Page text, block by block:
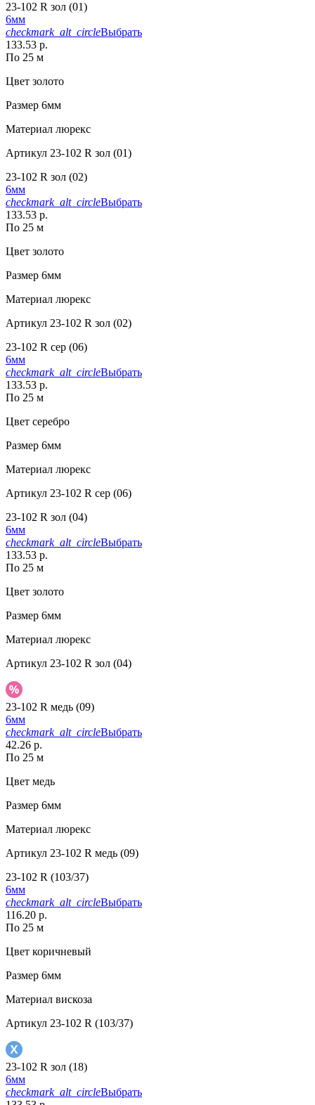
23-102 R зол (01)
6мм
checkmark_alt_circleВыбрать
133.53 р.
По 25 м
Цвет золото
Размер 6мм
Материал люрекс
Артикул 23-102 R зол (01)
23-102 R зол (02)
6мм
checkmark_alt_circleВыбрать
133.53 р.
По 25 м
Цвет золото
Размер 6мм
Материал люрекс
Артикул 23-102 R зол (02)
23-102 R сер (06)
6мм
checkmark_alt_circleВыбрать
133.53 р.
По 25 м
Цвет серебро
Размер 6мм
Материал люрекс
Артикул 23-102 R сер (06)
23-102 R зол (04)
6мм
checkmark_alt_circleВыбрать
133.53 р.
По 25 м
Цвет золото
Размер 6мм
Материал люрекс
Артикул 23-102 R зол (04)
23-102 R медь (09)
6мм
checkmark_alt_circleВыбрать
42.26 р.
По 25 м
Цвет медь
Размер 6мм
Материал люрекс
Артикул 23-102 R медь (09)
23-102 R (103/37)
6мм
checkmark_alt_circleВыбрать
116.20 р.
По 25 м
Цвет коричневый
Размер 6мм
Материал вискоза
Артикул 23-102 R (103/37)
23-102 R зол (18)
6мм
checkmark_alt_circleВыбрать